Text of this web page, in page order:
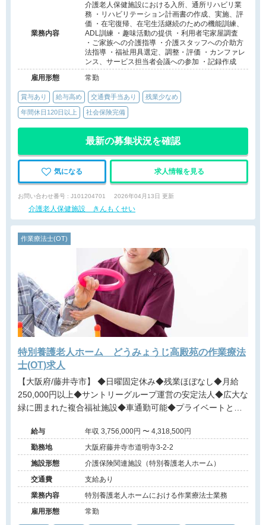
業務内容
介護老人保健施設における入所、通所リハビリ業
務 ・リハビリテーション計画書の作成、実施、評
価 ・在宅復帰、在宅生活継続のための機能訓練、
ADL訓練 ・趣味活動の提供 ・利用者宅家屋調査
・ご家族への介護指導 ・介護スタッフへの介助方
法指導 ・福祉用具選定、調整・評価 ・カンファレ
ンス、サービス担当者会議への参加 ・記録作成
雇用形態
常勤
賞与あり 給与高め 交通費手当あり 残業少なめ
年間休日120日以上 社会保険完備
最新の募集状況を確認
気になる 求人情報を見る
お問い合わせ番号 : J101204701 2026年04月13日 更新
介護老人保健施設 きんもくせい
作業療法士(OT)
特別養護老人ホーム どうみょうじ高殿苑の作業療法
士(OT)求人
【大阪府/藤井寺市】 ◆日曜固定休み◆残業ほぼなし◆月給
250,000円以上◆サントリーグループ運営の安定法人◆広大な
緑に囲まれた複合福祉施設◆車通勤可能◆プライベートと両
給与
年収 3,756,000円 〜 4,318,500円
勤務地
大阪府藤井寺市道明寺3-2-2
施設形態
介護保険関連施設（特別養護老人ホーム）
交通費
支給あり
業務内容
特別養護老人ホームにおける作業療法士業務
雇用形態
常勤